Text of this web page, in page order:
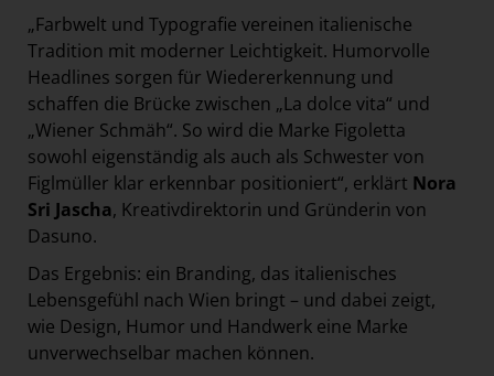
„Farbwelt und Typografie vereinen italienische
Tradition mit moderner Leichtigkeit. Humorvolle
Headlines sorgen für Wiedererkennung und
schaffen die Brücke zwischen „La dolce vita“ und
„Wiener Schmäh“. So wird die Marke Figoletta
sowohl eigenständig als auch als Schwester von
Figlmüller klar erkennbar positioniert“, erklärt Nora
Sri Jascha, Kreativdirektorin und Gründerin von
Dasuno.
Das Ergebnis: ein Branding, das italienisches
Lebensgefühl nach Wien bringt – und dabei zeigt,
wie Design, Humor und Handwerk eine Marke
unverwechselbar machen können.